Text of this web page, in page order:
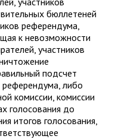
бюллетеней
референдума,
к невозможности
участников
подсчет
референдума, либо
комиссии, комиссии
голосования до
итогов голосования,